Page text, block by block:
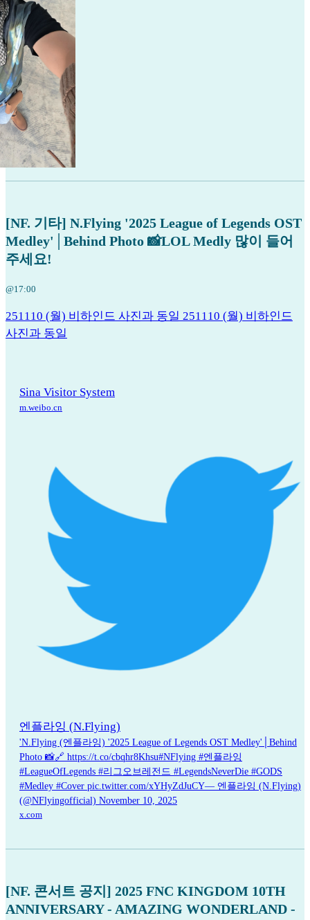
[NF. 기타] N.Flying '2025 League of Legends OST
Medley'│Behind Photo 📸LOL Medly 많이 들어
주세요!
@17:00
251110 (월) 비하인드 사진과 동일 251110 (월) 비하인드
사진과 동일
Sina Visitor System
m.weibo.cn
엔플라잉 (N.Flying)
'N.Flying (엔플라잉) '2025 League of Legends OST Medley'│Behind
Photo 📸🔗 https://t.co/cbqhr8Khsu#NFlying #엔플라잉
#LeagueOfLegends #리그오브레전드 #LegendsNeverDie #GODS
#Medley #Cover pic.twitter.com/xYHyZdJuCY— 엔플라잉 (N.Flying)
(@NFlyingofficial) November 10, 2025
x.com
[NF. 콘서트 공지] 2025 FNC KINGDOM 10TH
ANNIVERSARY - AMAZING WONDERLAND -